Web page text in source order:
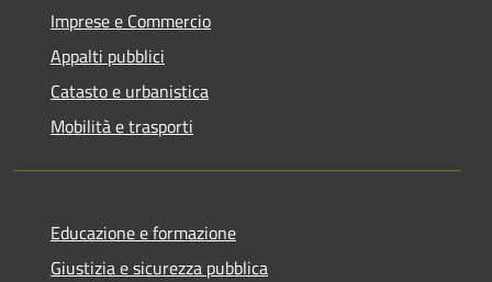
Imprese e Commercio
Appalti pubblici
Catasto e urbanistica
Mobilità e trasporti
Educazione e formazione
Giustizia e sicurezza pubblica